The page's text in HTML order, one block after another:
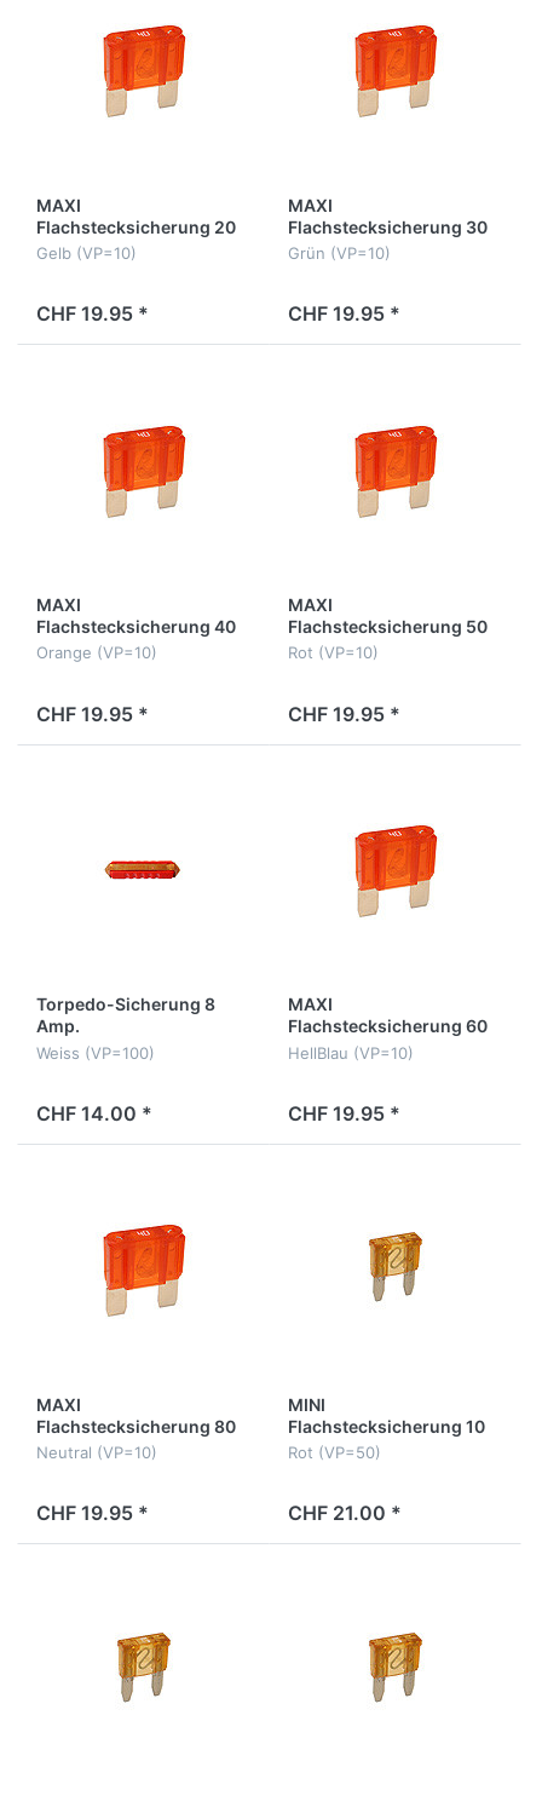
MAXI
Flachstecksicherung 20
Amp.
Gelb (VP=10)
CHF 19.95 *
MAXI
Flachstecksicherung 30
Amp.
Grün (VP=10)
CHF 19.95 *
MAXI
Flachstecksicherung 40
Amp.
Orange (VP=10)
CHF 19.95 *
MAXI
Flachstecksicherung 50
Amp.
Rot (VP=10)
CHF 19.95 *
Torpedo-Sicherung 8
Amp.
Weiss (VP=100)
CHF 14.00 *
MAXI
Flachstecksicherung 60
Amp.
HellBlau (VP=10)
CHF 19.95 *
MAXI
Flachstecksicherung 80
Amp.
Neutral (VP=10)
CHF 19.95 *
MINI
Flachstecksicherung 10
Amp.
Rot (VP=50)
CHF 21.00 *